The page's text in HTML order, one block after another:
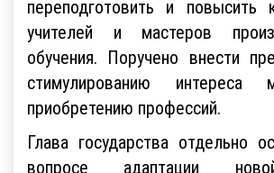
переподготовить и повысить
учителей и мастеров
обучения. Поручено внести
стимулированию
приобретению профессий.
Глава государства отдельно
вопросе адаптации